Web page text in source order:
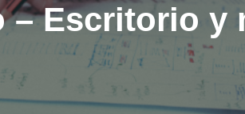
– Escritorio y